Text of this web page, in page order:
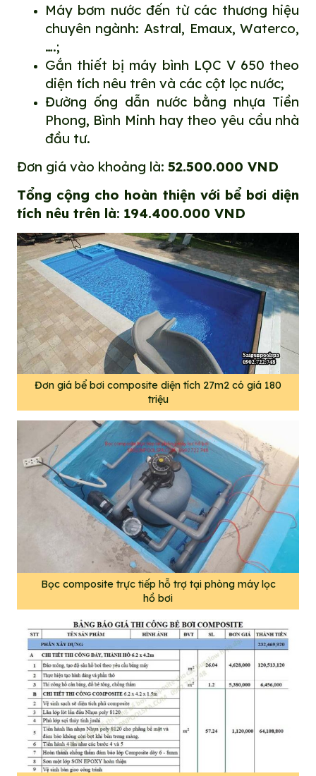
Máy bơm nước đến từ các thương hiệu
chuyên ngành: Astral, Emaux, Waterco,
….;
Gắn thiết bị máy bình LỌC V 650 theo
diện tích nêu trên và các cột lọc nước;
Đường ống dẫn nước bằng nhựa Tiền
Phong, Bình Minh hay theo yêu cầu nhà
đầu tư.
Đơn giá vào khoảng là: 52.500.000 VND
Tổng cộng cho hoàn thiện với bể bơi diện
tích nêu trên là: 194.400.000 VND
Đơn giá bể bơi composite diện tích 27m2 có giá 180
triệu
Bọc composite trực tiếp hỗ trợ tại phòng máy lọc
hồ bơi